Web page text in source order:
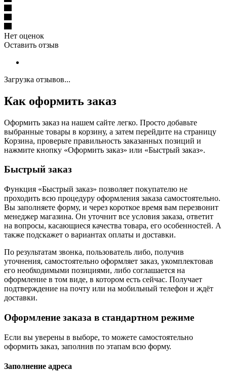
Нет оценок
Оставить отзыв
Загрузка отзывов...
Как оформить заказ
Оформить заказ на нашем сайте легко. Просто добавьте
выбранные товары в корзину, а затем перейдите на страницу
Корзина, проверьте правильность заказанных позиций и
нажмите кнопку «Оформить заказ» или «Быстрый заказ».
Быстрый заказ
Функция «Быстрый заказ» позволяет покупателю не
проходить всю процедуру оформления заказа самостоятельно.
Вы заполняете форму, и через короткое время вам перезвонит
менеджер магазина. Он уточнит все условия заказа, ответит
на вопросы, касающиеся качества товара, его особенностей. А
также подскажет о вариантах оплаты и доставки.
По результатам звонка, пользователь либо, получив
уточнения, самостоятельно оформляет заказ, укомплектовав
его необходимыми позициями, либо соглашается на
оформление в том виде, в котором есть сейчас. Получает
подтверждение на почту или на мобильный телефон и ждёт
доставки.
Оформление заказа в стандартном режиме
Если вы уверены в выборе, то можете самостоятельно
оформить заказ, заполнив по этапам всю форму.
Заполнение адреса